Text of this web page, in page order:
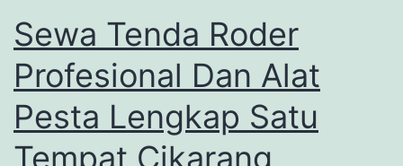
Sewa Tenda Roder
Profesional Dan Alat
Pesta Lengkap Satu
Tempat Cikarang